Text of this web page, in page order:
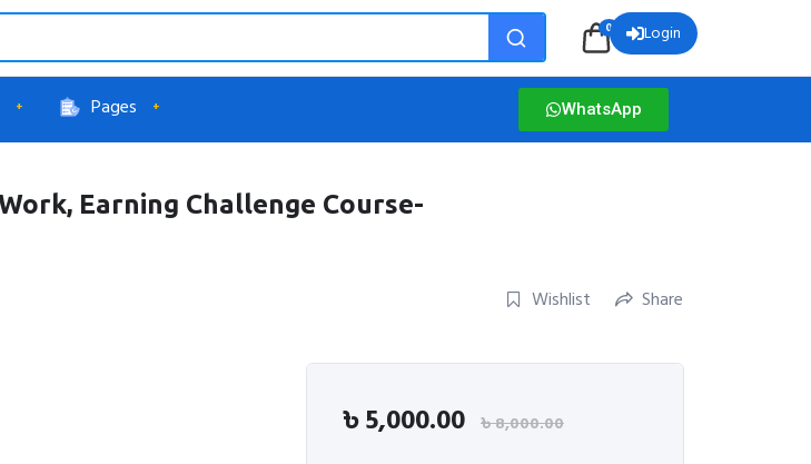
0 Login
Pages WhatsApp
Earning Challenge Course-
Wishlist Share
৳5,000.00 ৳8,000.00